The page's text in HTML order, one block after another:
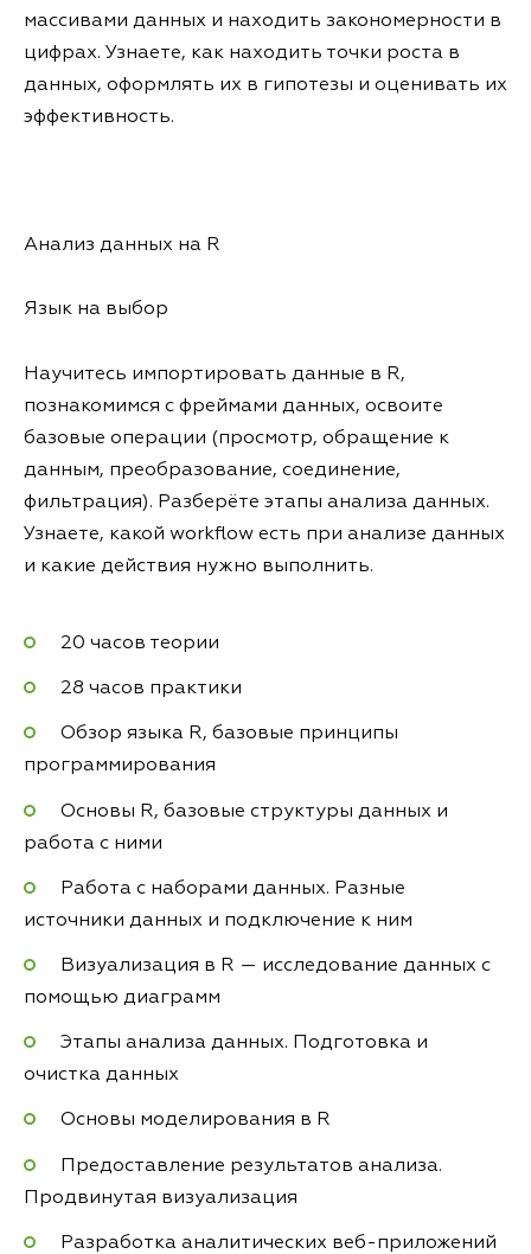
массивами данных и находить закономерности в
цифрах. Узнаете, как находить точки роста в
данных, оформлять их в гипотезы и оценивать их
эффективность.
Анализ данных на R
Язык на выбор
Научитесь импортировать данные в R,
познакомимся с фреймами данных, освоите
базовые операции (просмотр, обращение к
данным, преобразование, соединение,
фильтрация). Разберёте этапы анализа данных.
Узнаете, какой workflow есть при анализе данных
и какие действия нужно выполнить.
20 часов теории
28 часов практики
Обзор языка R, базовые принципы
программирования
Основы R, базовые структуры данных и
работа с ними
Работа с наборами данных. Разные
источники данных и подключение к ним
Визуализация в R — исследование данных с
помощью диаграмм
Этапы анализа данных. Подготовка и
очистка данных
Основы моделирования в R
Предоставление результатов анализа.
Продвинутая визуализация
Разработка аналитических веб-приложений